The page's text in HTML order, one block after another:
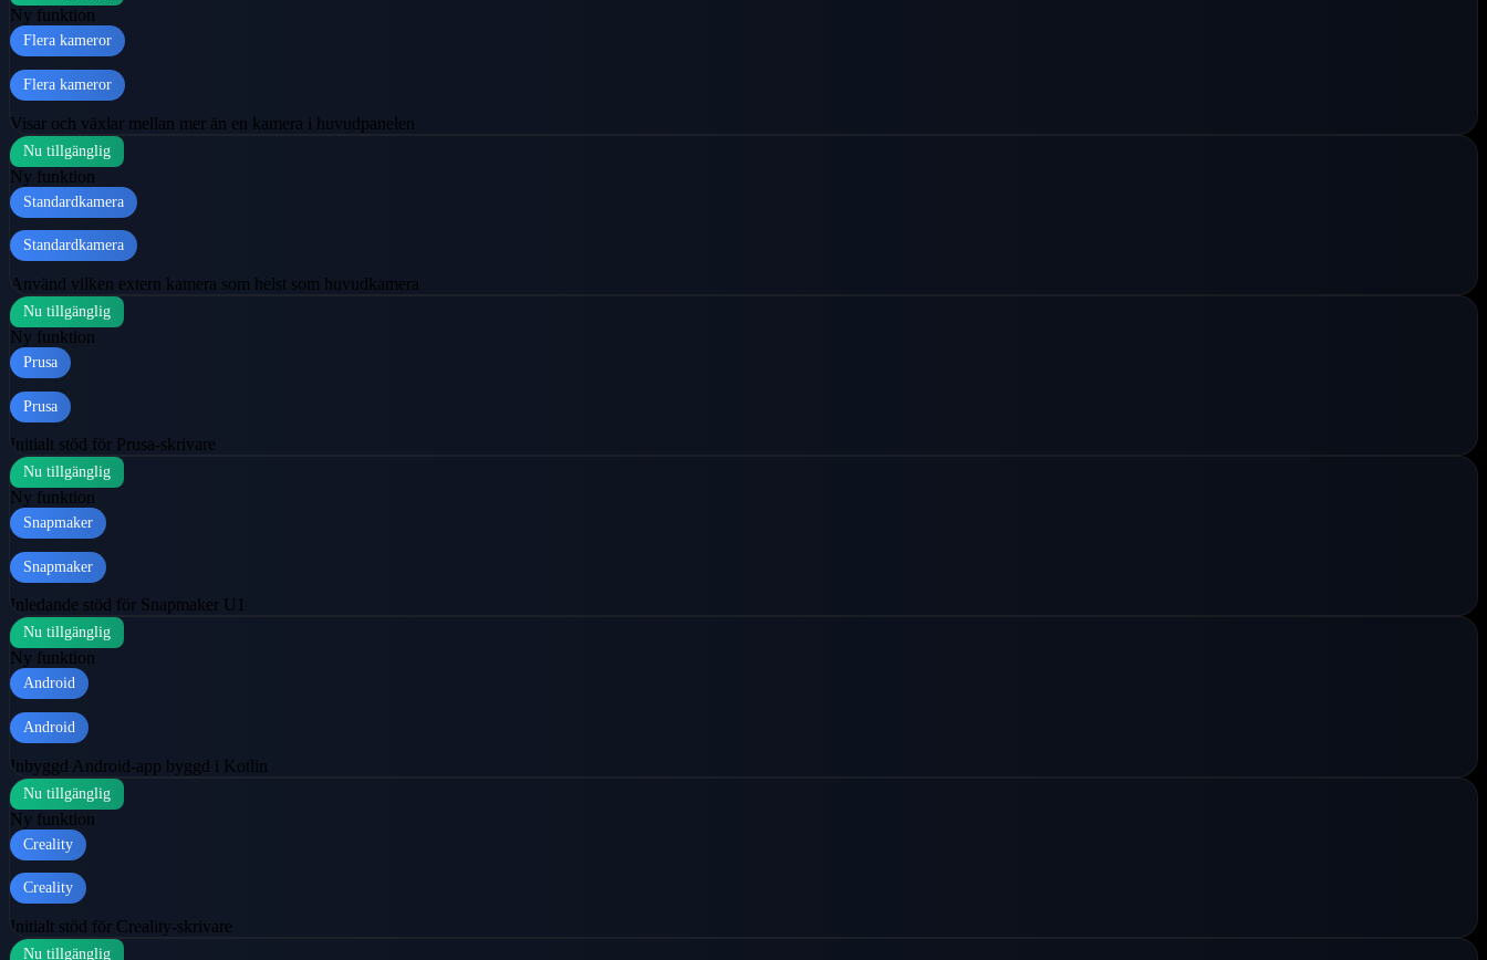
Ny funktion
Flera kameror
Flera kameror
Visar och växlar mellan mer än en kamera i huvudpanelen
Nu tillgänglig
Ny funktion
Standardkamera
Standardkamera
Använd vilken extern kamera som helst som huvudkamera
Nu tillgänglig
Ny funktion
Prusa
Prusa
Initialt stöd för Prusa-skrivare
Nu tillgänglig
Ny funktion
Snapmaker
Snapmaker
Inledande stöd för Snapmaker U1
Nu tillgänglig
Ny funktion
Android
Android
Inbyggd Android‑app byggd i Kotlin
Nu tillgänglig
Ny funktion
Creality
Creality
Initialt stöd för Creality-skrivare
Nu tillgänglig